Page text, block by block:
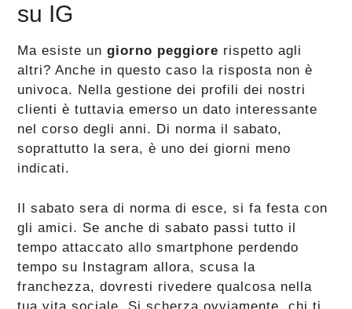
su IG
Ma esiste un giorno peggiore rispetto agli
altri? Anche in questo caso la risposta non è
univoca. Nella gestione dei profili dei nostri
clienti è tuttavia emerso un dato interessante
nel corso degli anni. Di norma il sabato,
soprattutto la sera, è uno dei giorni meno
indicati.
Il sabato sera di norma di esce, si fa festa con
gli amici. Se anche di sabato passi tutto il
tempo attaccato allo smartphone perdendo
tempo su Instagram allora, scusa la
franchezza, dovresti rivedere qualcosa nella